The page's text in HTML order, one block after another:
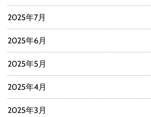
2025年7月
2025年6月
2025年5月
2025年4月
2025年3月